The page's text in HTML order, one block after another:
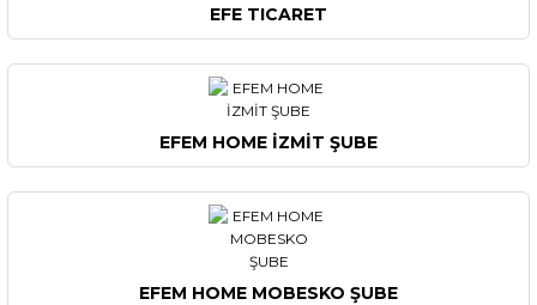
EFE TICARET
EFEM HOME İZMİT ŞUBE
EFEM HOME MOBESKO ŞUBE